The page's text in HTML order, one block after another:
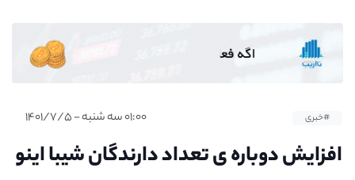
#خبری ۰۱:۰۰ سه شنبه - ۱۴۰۱/۷/۵
افزایش دوباره ی تعداد دارندگان شیبا اینو